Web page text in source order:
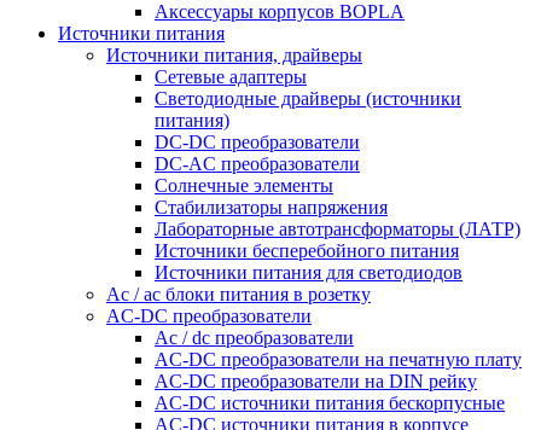
Аксессуары корпусов BOPLA
Источники питания
Источники питания, драйверы
Сетевые адаптеры
Светодиодные драйверы (источники
питания)
DC-DC преобразователи
DC-AC преобразователи
Солнечные элементы
Стабилизаторы напряжения
Лабораторные автотрансформаторы (ЛАТР)
Источники бесперебойного питания
Источники питания для светодиодов
Ac / ac блоки питания в розетку
AC-DC преобразователи
Ac / dc преобразователи
AC-DC преобразователи на печатную плату
AC-DC преобразователи на DIN рейку
AC-DC источники питания бескорпусные
AC-DC источники питания в корпусе